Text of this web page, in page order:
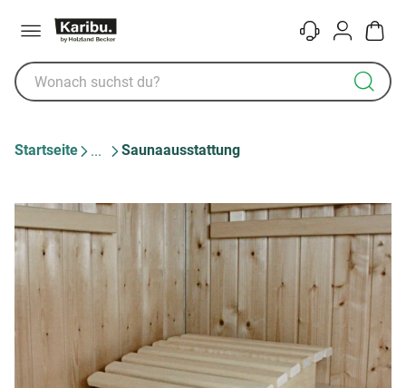
KontaktKonto
Startseite Saunaausstattung